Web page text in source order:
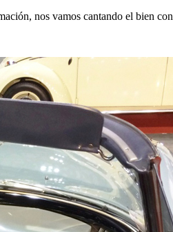
nos vamos cantando el bien